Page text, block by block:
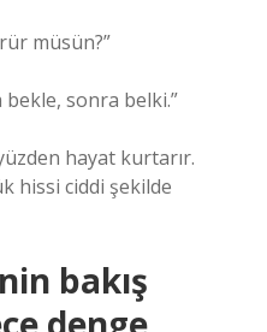
müsün?”
sonra belki.”
hayat kurtarır.
hissi ciddi şekilde
bakış